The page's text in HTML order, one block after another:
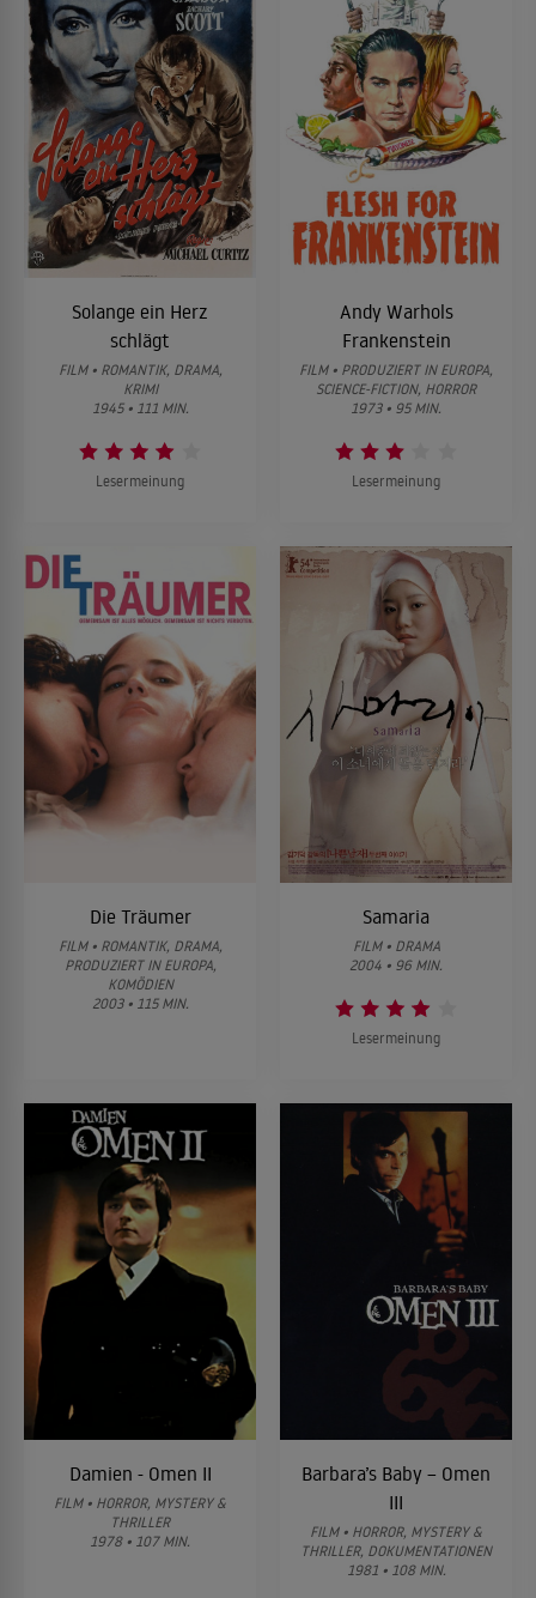
Solange ein Herz
schlägt
FILM • ROMANTIK, DRAMA,
KRIMI
1945 • 111 MIN.
Lesermeinung
Andy Warhols
Frankenstein
FILM • PRODUZIERT IN EUROPA,
SCIENCE-FICTION, HORROR
1973 • 95 MIN.
Lesermeinung
Die Träumer
FILM • ROMANTIK, DRAMA,
PRODUZIERT IN EUROPA,
KOMÖDIEN
2003 • 115 MIN.
Samaria
FILM • DRAMA
2004 • 96 MIN.
Lesermeinung
Damien - Omen II
FILM • HORROR, MYSTERY &
THRILLER
1978 • 107 MIN.
Barbara’s Baby – Omen
III
FILM • HORROR, MYSTERY &
THRILLER, DOKUMENTATIONEN
1981 • 108 MIN.